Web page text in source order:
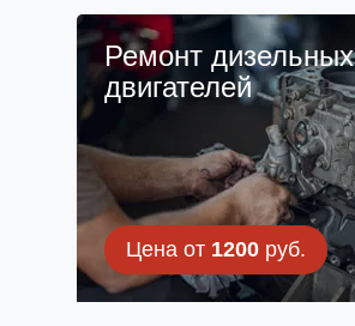
Ремонт дизельных
двигателей
Цена от 1200руб.